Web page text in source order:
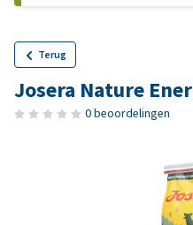
Terug
Josera Nature
0 beoordelingen